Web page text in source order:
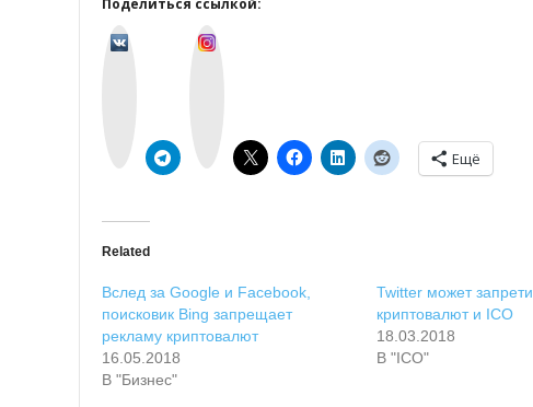
Поделиться ссылкой:
Ещё
Related
Вслед за Google и Facebook,
поисковик Bing запрещает
рекламу криптовалют
16.05.2018
В "Бизнес"
Twitter может
криптовалют и ICO
18.03.2018
В "ICO"